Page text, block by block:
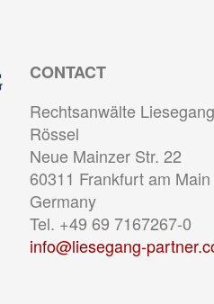
CONTACT
Rechtsanwälte
Rössel
Neue Mainzer Str. 22
60311 Frankfurt am Main
Germany
Tel. +49 69 7167267-0
info@liesegang-